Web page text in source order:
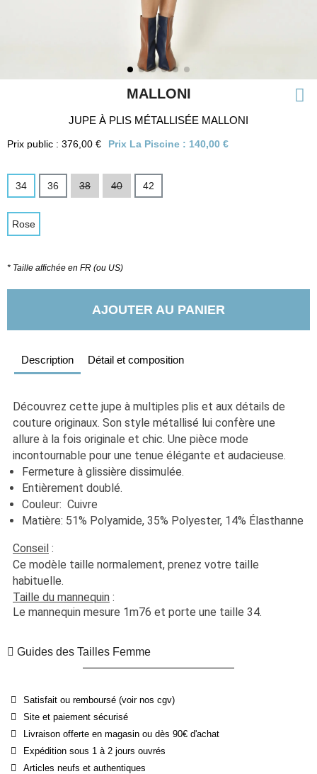
MALLONI
JUPE À PLIS MÉTALLISÉE MALLONI
Prix public : 376,00 € Prix La Piscine : 140,00 €
34 36 38 40 42
Rose
* Taille affichée en FR (ou US)
AJOUTER AU PANIER
Description Détail et composition
Découvrez cette jupe à multiples plis et aux détails de
couture originaux. Son style métallisé lui confère une
allure à la fois originale et chic. Une pièce mode
incontournable pour une tenue élégante et audacieuse.
Fermeture à glissière dissimulée.
Entièrement doublé.
Couleur:  Cuivre
Matière: 51% Polyamide, 35% Polyester, 14% Élasthanne
Conseil :
Ce modèle taille normalement, prenez votre taille
habituelle.
Taille du mannequin :
Le mannequin mesure 1m76 et porte une taille 34.
Guides des Tailles Femme
Satisfait ou remboursé (voir nos cgv)
Site et paiement sécurisé
Livraison offerte en magasin ou dès 90€ d'achat
Expédition sous 1 à 2 jours ouvrés
Articles neufs et authentiques